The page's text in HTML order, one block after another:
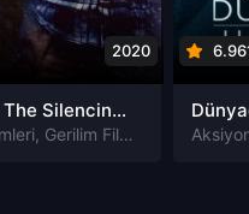
2020
Susturma The Silencing izle
, Gerilim Filmleri Gizem